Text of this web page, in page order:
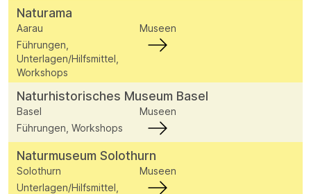
Naturama
Aarau
Museen
Führungen,
Unterlagen/Hilfsmittel,
Workshops
Naturhistorisches Museum Basel
Basel
Museen
Führungen, Workshops
Naturmuseum Solothurn
Solothurn
Museen
Unterlagen/Hilfsmittel,